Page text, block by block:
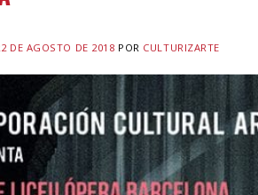
DE AGOSTO DE 2018 POR CULTURIZARTE